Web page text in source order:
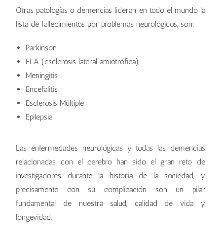
Otras patologías o demencias lideran en todo el mundo la
lista de fallecimientos por problemas neurológicos, son:
Parkinson
ELA (esclerosis lateral amiotrófica)
Meningitis
Encefalitis
Esclerosis Múltiple
Epilepsia
Las enfermedades neurológicas y todas las demencias
relacionadas con el cerebro han sido el gran reto de
investigadores durante la historia de la sociedad, y
precisamente con su complicación son un pilar
fundamental de nuestra salud, calidad de vida y
longevidad.